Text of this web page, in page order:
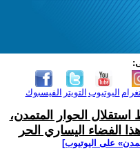
الفيسبوك التويتر اليوتيوب
استقلال الحوار المتمدن،
الفضاء اليساري الحر
على اليوتيوب]